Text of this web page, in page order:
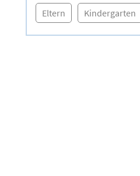
Eltern Kindergarten